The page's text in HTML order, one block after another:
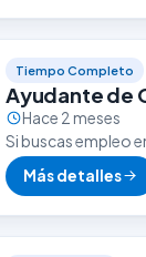
Tiempo Completo
Ayudante de
Hace 2 meses
Si buscas empleo
una excelente
Más detalles